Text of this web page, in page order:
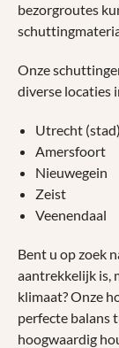
bezorgroutes
Onze
diverse locaties
Utrecht (stad)
Amersfoort
Nieuwegein
Zeist
Veenendaal
Bent u op zoek
aantrekkelijk is,
klimaat? Onze
perfecte balans
hoogwaardig